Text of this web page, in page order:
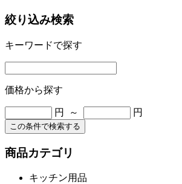
絞り込み検索
キーワードで探す
価格から探す
円 ～ 円
この条件で検索する
商品カテゴリ
キッチン用品